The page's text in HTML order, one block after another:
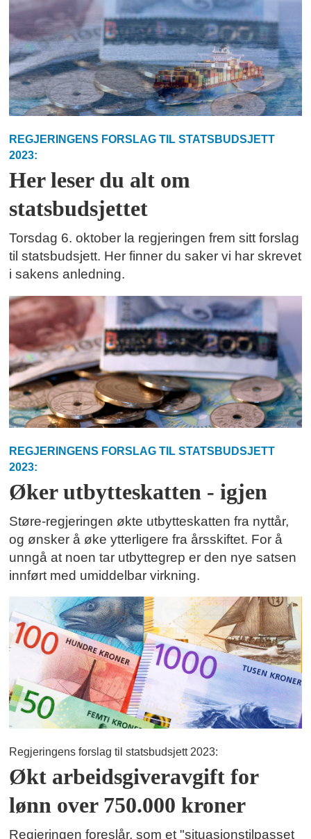
REGJERINGENS FORSLAG TIL STATSBUDSJETT
2023:
Her leser du alt om
statsbudsjettet
Torsdag 6. oktober la regjeringen frem sitt forslag
til statsbudsjett. Her finner du saker vi har skrevet
i sakens anledning.
REGJERINGENS FORSLAG TIL STATSBUDSJETT
2023:
Øker utbytteskatten - igjen
Støre-regjeringen økte utbytteskatten fra nyttår,
og ønsker å øke ytterligere fra årsskiftet. For å
unngå at noen tar utbyttegrep er den nye satsen
innført med umiddelbar virkning.
Regjeringens forslag til statsbudsjett 2023:
Økt arbeidsgiveravgift for
lønn over 750.000 kroner
Regjeringen foreslår, som et "situasjonstilpasset